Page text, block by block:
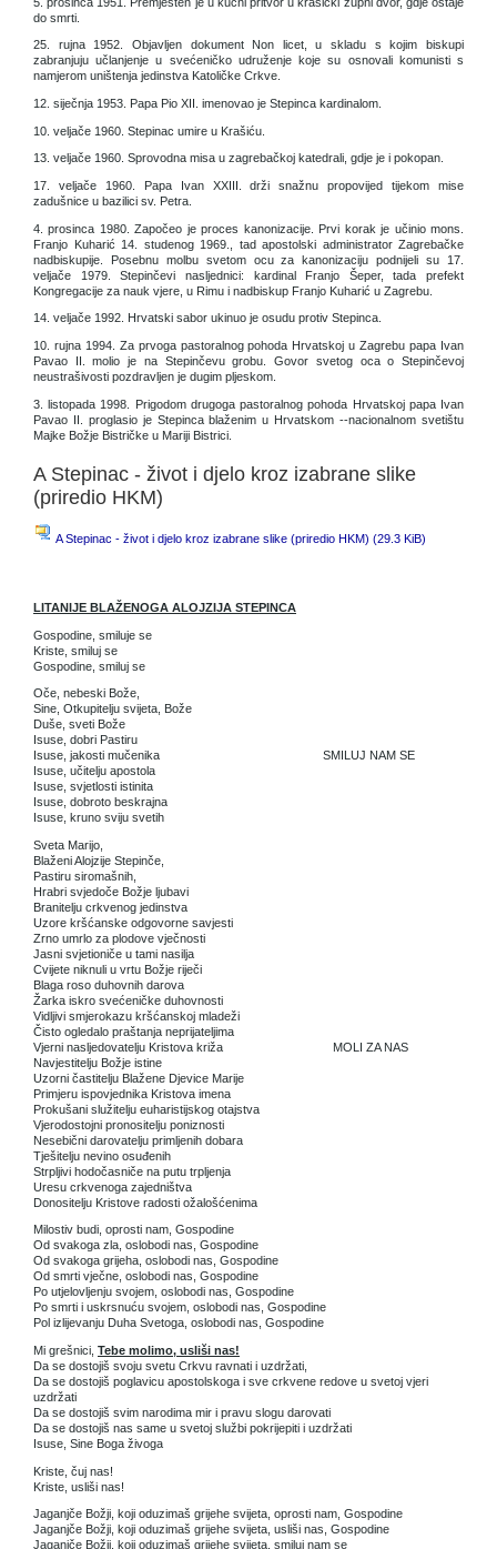
do smrti.
25. rujna 1952. Objavljen dokument Non licet, u skladu s kojim biskupi
zabranjuju učlanjenje u svećeničko udruženje koje su osnovali komunisti s
namjerom uništenja jedinstva Katoličke Crkve.
12. siječnja 1953. Papa Pio XII. imenovao je Stepinca kardinalom.
10. veljače 1960. Stepinac umire u Krašiću.
13. veljače 1960. Sprovodna misa u zagrebačkoj katedrali, gdje je i pokopan.
17. veljače 1960. Papa Ivan XXIII. drži snažnu propovijed tijekom mise
zadušnice u bazilici sv. Petra.
4. prosinca 1980. Započeo je proces kanonizacije. Prvi korak je učinio mons.
Franjo Kuharić 14. studenog 1969., tad apostolski administrator Zagrebačke
nadbiskupije. Posebnu molbu svetom ocu za kanonizaciju podnijeli su 17.
veljače 1979. Stepinčevi nasljednici: kardinal Franjo Šeper, tada prefekt
Kongregacije za nauk vjere, u Rimu i nadbiskup Franjo Kuharić u Zagrebu.
14. veljače 1992. Hrvatski sabor ukinuo je osudu protiv Stepinca.
10. rujna 1994. Za prvoga pastoralnog pohoda Hrvatskoj u Zagrebu papa Ivan
Pavao II. molio je na Stepinčevu grobu. Govor svetog oca o Stepinčevoj
neustrašivosti pozdravljen je dugim pljeskom.
3. listopada 1998. Prigodom drugoga pastoralnog pohoda Hrvatskoj papa Ivan
Pavao II. proglasio je Stepinca blaženim u Hrvatskom --nacionalnom svetištu
Majke Božje Bistričke u Mariji Bistrici.
A Stepinac - život i djelo kroz izabrane slike
(priredio HKM)
A Stepinac - život i djelo kroz izabrane slike (priredio HKM) (29.3 KiB)
LITANIJE BLAŽENOGA ALOJZIJA STEPINCA
Gospodine, smiluje se
Kriste, smiluj se
Gospodine, smiluj se
Oče, nebeski Bože,
Sine, Otkupitelju svijeta, Bože
Duše, sveti Bože
Isuse, dobri Pastiru
Isuse, jakosti mučenika SMILUJ NAM SE
Isuse, učitelju apostola
Isuse, svjetlosti istinita
Isuse, dobroto beskrajna
Isuse, kruno sviju svetih
Sveta Marijo,
Blaženi Alojzije Stepinče,
Pastiru siromašnih,
Hrabri svjedoče Božje ljubavi
Branitelju crkvenog jedinstva
Uzore kršćanske odgovorne savjesti
Zrno umrlo za plodove vječnosti
Jasni svjetioniče u tami nasilja
Cvijete niknuli u vrtu Božje riječi
Blaga roso duhovnih darova
Žarka iskro svećeničke duhovnosti
Vidljivi smjerokazu kršćanskoj mladeži
Čisto ogledalo praštanja neprijateljima
Vjerni nasljedovatelju Kristova križa MOLI ZA NAS
Navjestitelju Božje istine
Uzorni častitelju Blažene Djevice Marije
Primjeru ispovjednika Kristova imena
Prokušani služitelju euharistijskog otajstva
Vjerodostojni pronositelju poniznosti
Nesebični darovatelju primljenih dobara
Tješitelju nevino osuđenih
Strpljivi hodočasniče na putu trpljenja
Uresu crkvenoga zajedništva
Donositelju Kristove radosti ožalošćenima
Milostiv budi, oprosti nam, Gospodine
Od svakoga zla, oslobodi nas, Gospodine
Od svakoga grijeha, oslobodi nas, Gospodine
Od smrti vječne, oslobodi nas, Gospodine
Po utjelovljenju svojem, oslobodi nas, Gospodine
Po smrti i uskrsnuću svojem, oslobodi nas, Gospodine
Pol izlijevanju Duha Svetoga, oslobodi nas, Gospodine
Mi grešnici, Tebe molimo, usliši nas!
Da se dostojiš svoju svetu Crkvu ravnati i uzdržati,
Da se dostojiš poglavicu apostolskoga i sve crkvene redove u svetoj vjeri
uzdržati
Da se dostojiš svim narodima mir i pravu slogu darovati
Da se dostojiš nas same u svetoj službi pokrijepiti i uzdržati
Isuse, Sine Boga živoga
Kriste, čuj nas!
Kriste, usliši nas!
Jaganjče Božji, koji oduzimaš grijehe svijeta, oprosti nam, Gospodine
Jaganjče Božji, koji oduzimaš grijehe svijeta, usliši nas, Gospodine
Jaganjče Božji, koji oduzimaš grijehe svijeta, smiluj nam se